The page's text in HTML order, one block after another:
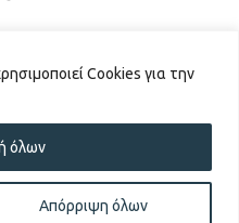
Cookies για την
Απόρριψη όλων
όλων
byGKISASGROUP
0